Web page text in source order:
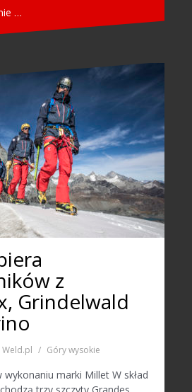
…
z
Grindelwald
Weld.pl Góry wysokie
marki Millet W skład